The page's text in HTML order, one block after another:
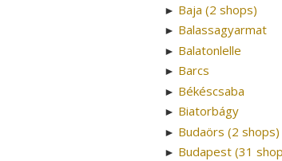
► Baja (2 shops)
► Balassagyarmat
► Balatonlelle
► Barcs
► Békéscsaba
► Biatorbágy
► Budaörs (2 shops)
► Budapest (31